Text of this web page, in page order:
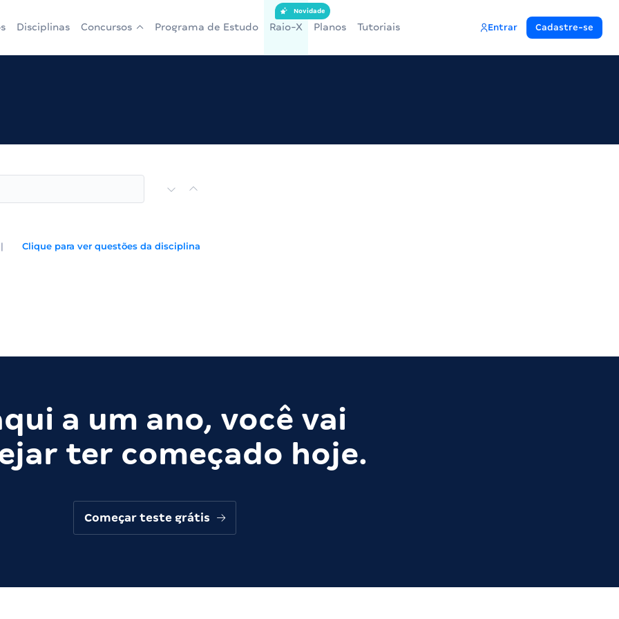
Disciplinas Concursos Programa de Estudo Raio-X
Novidade
Planos Tutoriais Entrar Cadastre-se
| Clique para ver questões da disciplina
a um ano, você vai
ter começado hoje.
Começar teste grátis